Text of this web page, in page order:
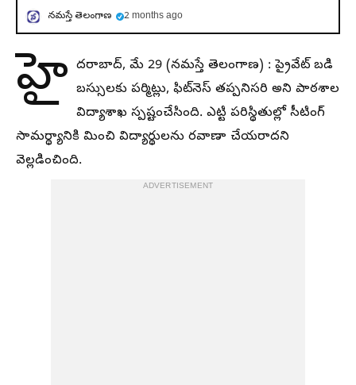
నమస్తే తెలంగాణ 2 months ago
హై దరాబాద్‌, మే 29 (నమస్తే తెలంగాణ) : ప్రైవేట్‌ బడి
బస్సులకు పర్మిట్లు, ఫిట్‌నెస్‌ తప్పనిసరి అని పాఠశాల
విద్యాశాఖ స్పష్టంచేసింది. ఎట్టి పరిస్థితుల్లో సీటింగ్‌
సామర్థ్యానికి మించి విద్యార్థులను రవాణా చేయరాదని
వెల్లడించింది.
ADVERTISEMENT